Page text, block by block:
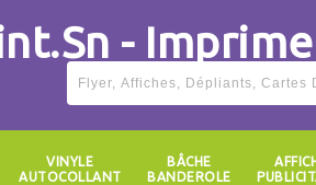
VINYLE
AUTOCOLLANT
BÂCHE
BANDEROLE